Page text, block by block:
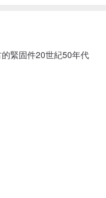
緊固件20世紀50年代